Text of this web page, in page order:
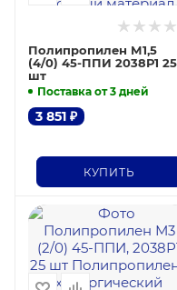
Полипропилен М1,5
(4/0) 45-ППИ 2038Р1 25
шт
Поставка от 3 дней
3 851 ₽
КУПИТЬ